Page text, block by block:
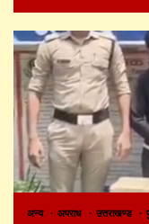
अन्य अपराध उत्तराखण्ड